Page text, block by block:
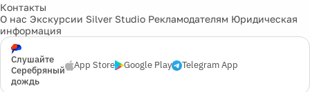
Контакты
О нас Экскурсии Silver Studio Рекламодателям Юридическая
информация
Слушайте
Серебряный
дождь
App Store Google Play Telegram App